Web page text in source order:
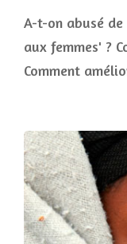
A-t-on abusé
aux femmes' ?
Comment